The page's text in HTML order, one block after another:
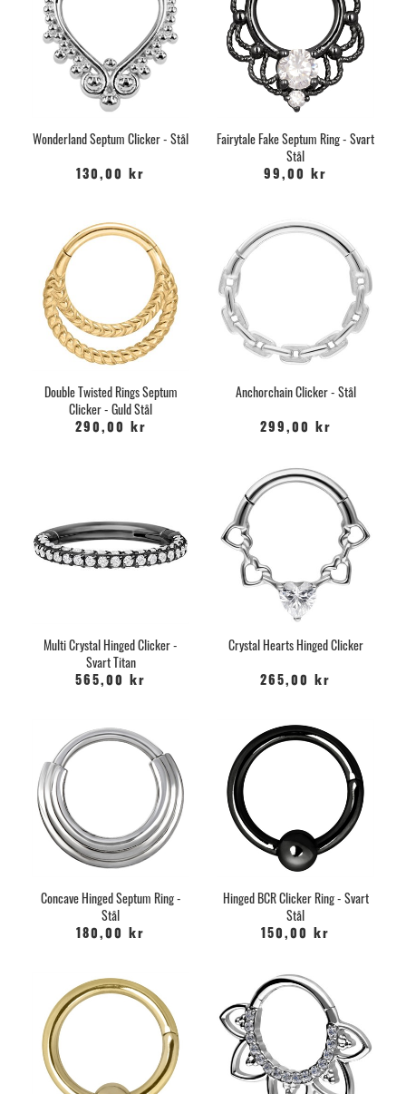
Wonderland Septum Clicker - Stål
130,00 kr
Fairytale Fake Septum Ring - Svart
Stål
99,00 kr
Double Twisted Rings Septum
Clicker - Guld Stål
290,00 kr
Anchorchain Clicker - Stål
299,00 kr
Multi Crystal Hinged Clicker -
Svart Titan
565,00 kr
Crystal Hearts Hinged Clicker
265,00 kr
Concave Hinged Septum Ring -
Stål
180,00 kr
Hinged BCR Clicker Ring - Svart
Stål
150,00 kr